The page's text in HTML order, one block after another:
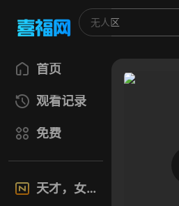
首页
观看记录
免费
天才，女友